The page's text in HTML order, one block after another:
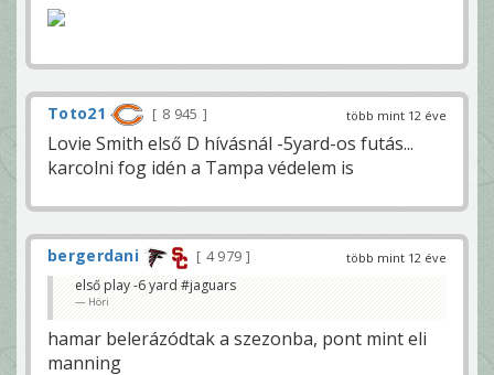
több mint 12 éve
Toto21 8 945
Lovie Smith első D hívásnál -5yard-os futás...
karcolni fog idén a Tampa védelem is
több mint 12 éve
bergerdani
4 979
első play -6 yard #jaguars
Höri
hamar belerázódtak a szezonba, pont mint eli
manning